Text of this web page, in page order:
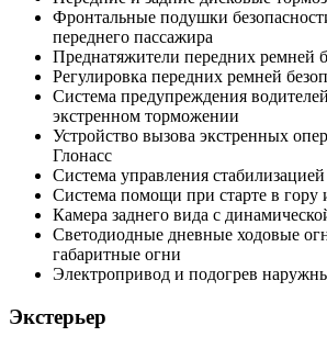
Фронтальные подушки
переднего пассажира
Преднатяжители передних ремней
Регулировка передних ремней
Система предупреждения
экстренном торможении
Устройство вызова экстренных
Глонасс
Система управления стабилизацией
Система помощи при старте в гору
Камера заднего вида с
Светодиодные дневные ходовые
габаритные огни
Электропривод и подогрев
Экстерьер